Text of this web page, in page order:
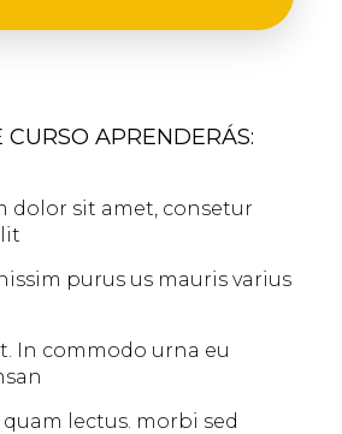
CURSO APRENDERÁS:
dolor sit amet, consetur
purus us mauris varius
In commodo urna eu
lectus. morbi sed